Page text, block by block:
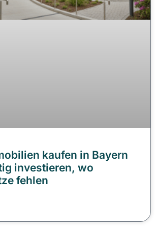
kaufen in Bayern
investieren, wo
fehlen